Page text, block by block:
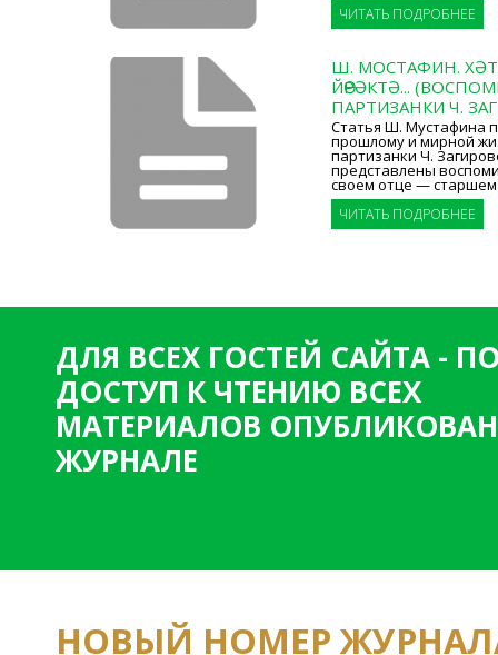
ЧИТАТЬ ПОДРОБНЕЕ
Ш. МОСТАФИН.
ЙӨРӘКТӘ...
ПАРТИЗАНКИ Ч.
Статья Ш. Мустафина
прошлому и мирной
партизанки Ч.
представлены
своем отце — старшем
ЧИТАТЬ ПОДРОБНЕЕ
ДЛЯ ВСЕХ ГОСТЕЙ САЙТА -
ДОСТУП К ЧТЕНИЮ ВСЕХ
МАТЕРИАЛОВ
ЖУРНАЛЕ
НОВЫЙ НОМЕР